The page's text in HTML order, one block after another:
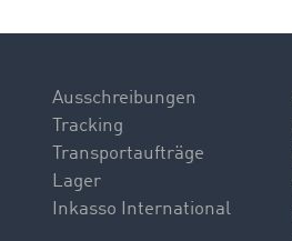
Ausschreibungen
Tracking
Transportaufträge
Lager
Inkasso International